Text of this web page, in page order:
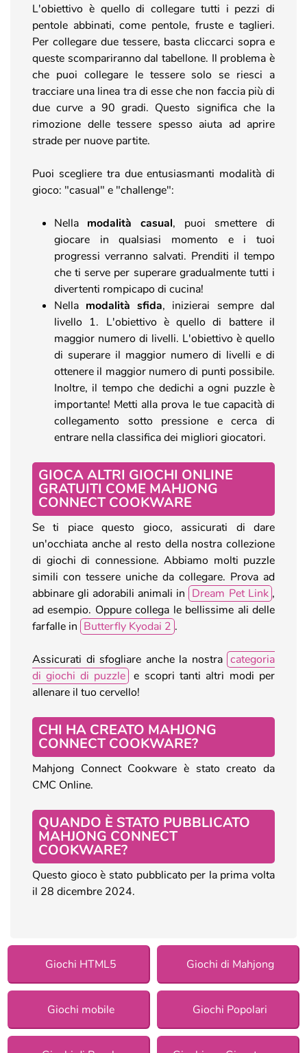
L'obiettivo è quello di collegare tutti i pezzi di
pentole abbinati, come pentole, fruste e taglieri.
Per collegare due tessere, basta cliccarci sopra e
queste scompariranno dal tabellone. Il problema è
che puoi collegare le tessere solo se riesci a
tracciare una linea tra di esse che non faccia più di
due curve a 90 gradi. Questo significa che la
rimozione delle tessere spesso aiuta ad aprire
strade per nuove partite.
Puoi scegliere tra due entusiasmanti modalità di
gioco: "casual" e "challenge":
Nella modalità casual, puoi smettere di
giocare in qualsiasi momento e i tuoi
progressi verranno salvati. Prenditi il tempo
che ti serve per superare gradualmente tutti i
divertenti rompicapo di cucina!
Nella modalità sfida, inizierai sempre dal
livello 1. L'obiettivo è quello di battere il
maggior numero di livelli. L'obiettivo è quello
di superare il maggior numero di livelli e di
ottenere il maggior numero di punti possibile.
Inoltre, il tempo che dedichi a ogni puzzle è
importante! Metti alla prova le tue capacità di
collegamento sotto pressione e cerca di
entrare nella classifica dei migliori giocatori.
GIOCA ALTRI GIOCHI ONLINE
GRATUITI COME MAHJONG
CONNECT COOKWARE
Se ti piace questo gioco, assicurati di dare
un'occhiata anche al resto della nostra collezione
di giochi di connessione. Abbiamo molti puzzle
simili con tessere uniche da collegare. Prova ad
abbinare gli adorabili animali in Dream Pet Link ,
ad esempio. Oppure collega le bellissime ali delle
farfalle in Butterfly Kyodai 2 .
Assicurati di sfogliare anche la nostra categoria
di giochi di puzzle e scopri tanti altri modi per
allenare il tuo cervello!
CHI HA CREATO MAHJONG
CONNECT COOKWARE?
Mahjong Connect Cookware è stato creato da
CMC Online.
QUANDO È STATO PUBBLICATO
MAHJONG CONNECT
COOKWARE?
Questo gioco è stato pubblicato per la prima volta
il 28 dicembre 2024.
Giochi HTML5 Giochi di Mahjong
Giochi mobile Giochi Popolari